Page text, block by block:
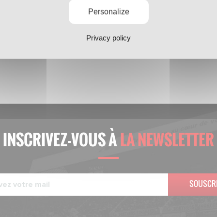
INSCRIVEZ-VOUS ÀLA NEWSLETTER
Personalize
Privacy policy